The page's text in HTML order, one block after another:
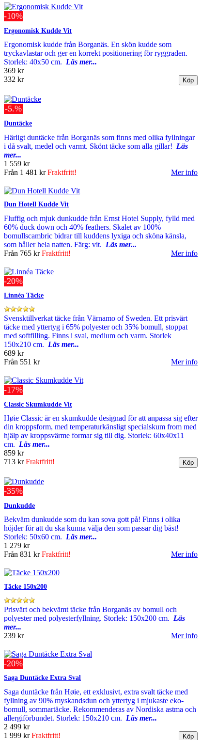
-10%
Ergonomisk Kudde Vit
Ergonomisk kudde från Borganäs. En skön kudde som
tryckavlastar och ger en korrekt positionering för ryggraden.
Storlek: 40x50 cm. Läs mer...
369 kr
332 kr
-5.%
Duntäcke
Härligt duntäcke från Borganäs som finns med olika fyllningar
i då svalt, medel och varmt. Skönt täcke som alla gillar! Läs
mer...
1 559 kr
Från 1 481 krFraktfritt! Mer info
Dun Hotell Kudde Vit
Fluffig och mjuk dunkudde från Ernst Hotel Supply, fylld med
60% duck down och 40% feathers. Skalet av 100%
bomullscambric bidrar till kuddens lyxiga och sköna känsla,
som håller hela natten. Färg: vit. Läs mer...
Från 765 krFraktfritt! Mer info
-20%
Linnéa Täcke
Svensktillverkat täcke från Värnamo of Sweden. Ett prisvärt
täcke med yttertyg i 65% polyester och 35% bomull, stoppat
med softfilling. Finns i sval, medium och varm. Storlek
150x210 cm. Läs mer...
689 kr
Från 551 kr Mer info
-17%
Classic Skumkudde Vit
Høie Classic är en skumkudde designad för att anpassa sig efter
din kroppsform, med temperaturkänsligt specialskum from med
hjälp av kroppsvärme formar sig till dig. Storlek: 60x40x11
cm. Läs mer...
859 kr
713 krFraktfritt!
-35%
Dunkudde
Bekväm dunkudde som du kan sova gott på! Finns i olika
höjder för att du ska kunna välja den som passar dig bäst!
Storlek: 50x60 cm. Läs mer...
1 279 kr
Från 831 krFraktfritt! Mer info
Täcke 150x200
Prisvärt och bekvämt täcke från Borganäs av bomull och
polyester med polyesterfyllning. Storlek: 150x200 cm. Läs
mer...
239 kr
Mer info
-20%
Saga Duntäcke Extra Sval
Saga duntäcke från Høie, ett exklusivt, extra svalt täcke med
fyllning av 90% myskandsdun och yttertyg i mjukaste eko-
bomull, sommartäcke. Rekommenderas av Nordiska astma och
allergiförbundet. Storlek: 150x210 cm. Läs mer...
2 499 kr
1 999 krFraktfritt!